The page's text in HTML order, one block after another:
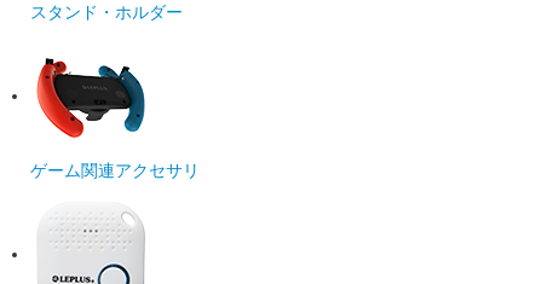
スタンド・ホルダー
ゲーム関連アクセサリ